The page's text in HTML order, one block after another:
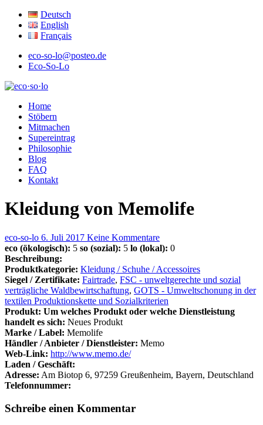
Deutsch
English
Français
eco-so-lo@posteo.de
Eco-So-Lo
eco·so·lo
Home
Stöbern
Mitmachen
Supereintrag
Philosophie
Blog
FAQ
Kontakt
Kleidung von Memolife
eco-so-lo 6. Juli 2017 Keine Kommentare
eco (ökologisch): 5 so (sozial): 5 lo (lokal): 0
Beschreibung:
Produktkategorie: Kleidung / Schuhe / Accessoires
Siegel / Zertifikate: Fairtrade, FSC - unweltgerechte und sozial
verträgliche Waldbewirtschaftung, GOTS - Umweltschonung in der
textilen Produktionskette und Sozialkriterien
Produkt: Um welches Produkt oder welche Dienstleistung
handelt es sich: Neues Produkt
Marke / Label: Memolife
Händler / Anbieter / Dienstleister: Memo
Web-Link: http://www.memo.de/
Laden / Geschäft:
Adresse: Am Biotop 6, 97259 Greußenheim, Bayern, Deutschland
Telefonnummer:
Schreibe einen Kommentar